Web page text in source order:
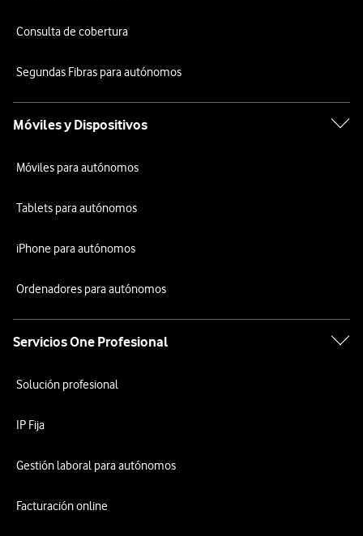
Consulta de cobertura
Segundas Fibras para autónomos
Móviles y Dispositivos
Móviles para autónomos
Tablets para autónomos
iPhone para autónomos
Ordenadores para autónomos
Servicios One Profesional
Solución profesional
IP Fija
Gestión laboral para autónomos
Facturación online